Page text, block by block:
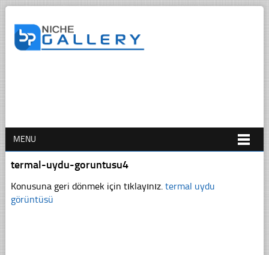
MENU
termal-uydu-goruntusu4
Konusuna geri dönmek için tıklayınız. termal uydu
görüntüsü